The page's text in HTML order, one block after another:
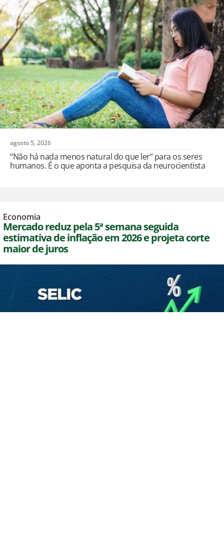
agosto 5, 2026
“Não há nada menos natural do que ler” para os seres
humanos. É o que aponta a pesquisa da neurocientista
Economia
Mercado reduz pela 5ª semana seguida
estimativa de inflação em 2026 e projeta corte
maior de juros